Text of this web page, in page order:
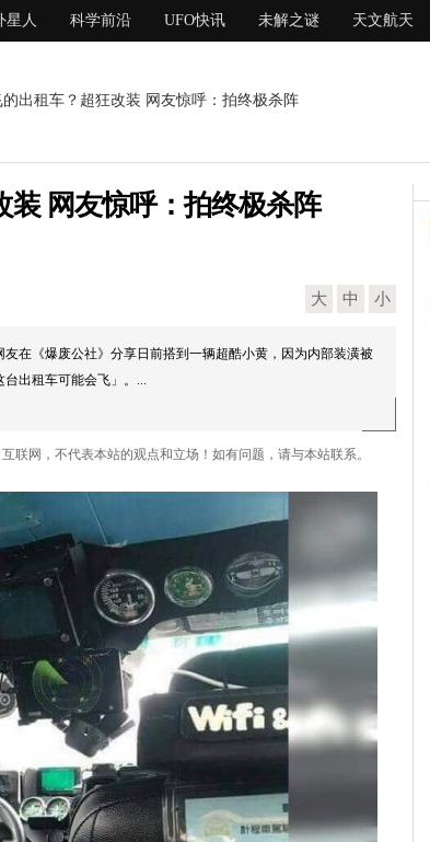
星人 科学前沿 UFO快讯 未解之谜 天文航天
的出租车？超狂改装 网友惊呼：拍终极杀阵
装 网友惊呼：拍终极杀阵
大 中 小
在《爆废公社》分享日前搭到一辆超酷小黄，因为内部装潢被
出租车可能会飞」。...
联网，不代表本站的观点和立场！如有问题，请与本站联系。